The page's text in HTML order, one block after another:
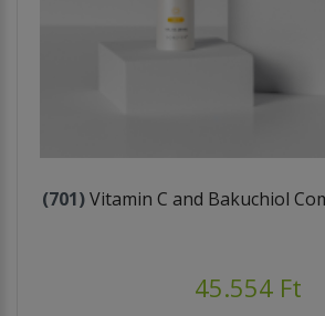
(701)Vitamin C and Bakuchiol
45.554 Ft